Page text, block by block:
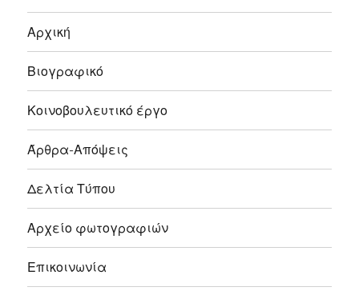
Αρχική
Βιογραφικό
Κοινοβουλευτικό έργο
Άρθρα-Απόψεις
Δελτία Τύπου
Αρχείο φωτογραφιών
Επικοινωνία